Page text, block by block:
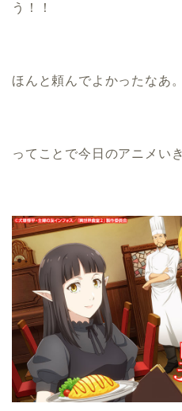
う！！
ほんと頼んでよかったなあ。
ってことで今日のアニメい